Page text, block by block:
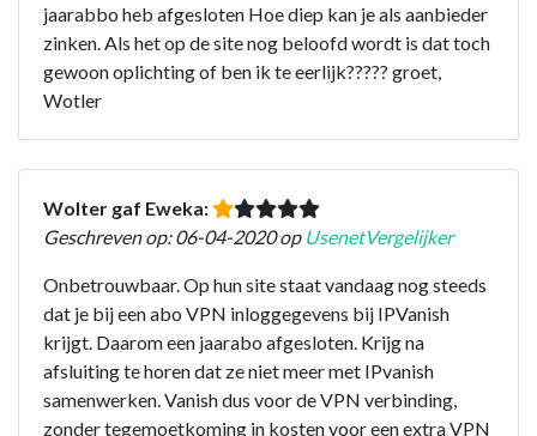
jaarabbo heb afgesloten Hoe diep kan je als aanbieder
zinken. Als het op de site nog beloofd wordt is dat toch
gewoon oplichting of ben ik te eerlijk????? groet,
Wotler
Wolter gaf Eweka:
Geschreven op: 06-04-2020 op UsenetVergelijker
Onbetrouwbaar. Op hun site staat vandaag nog steeds
dat je bij een abo VPN inloggegevens bij IPVanish
krijgt. Daarom een jaarabo afgesloten. Krijg na
afsluiting te horen dat ze niet meer met IPvanish
samenwerken. Vanish dus voor de VPN verbinding,
zonder tegemoetkoming in kosten voor een extra VPN